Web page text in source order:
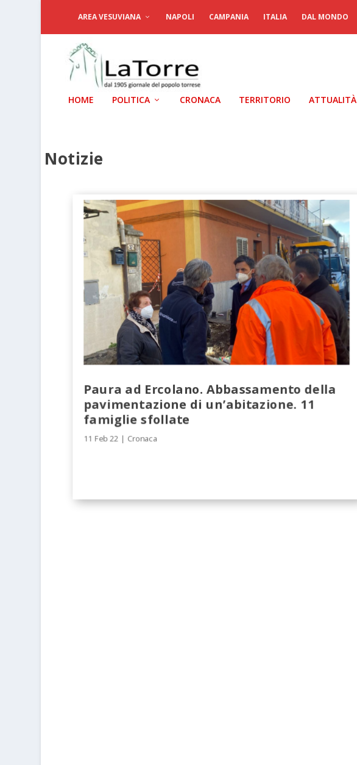
AREA VESUVIANA NAPOLI CAMPANIA ITALIA DAL MONDO
HOME POLITICA CRONACA TERRITORIO ATTUALITÀ
Notizie
Paura ad Ercolano. Abbassamento della
pavimentazione di un’abitazione. 11
famiglie sfollate
11 Feb 22 | Cronaca